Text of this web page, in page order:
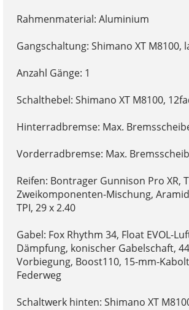
Rahmenmaterial: Aluminium
Gangschaltung: Shimano XT M8100,
Anzahl Gänge: 1
Schalthebel: Shimano XT M8100,
Hinterradbremse: Max.
Vorderradbremse: Max.
Reifen: Bontrager Gunnison Pro XR,
Zweikomponenten-Mischung,
TPI, 29 x 2.40
Gabel: Fox Rhythm 34, Float EVOL-
Dämpfung, konischer Gabelschaft,
Vorbiegung, Boost110, 15-mm-
Federweg
Schaltwerk hinten: Shimano XT